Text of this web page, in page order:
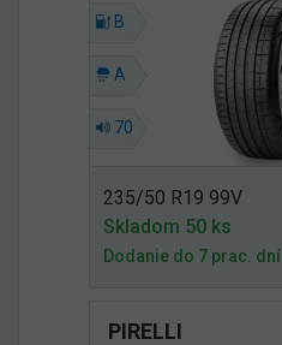
B
A
70
235/50 R19 99V
Skladom 50 ks
Dodanie do 7 prac. dní
PIRELLI